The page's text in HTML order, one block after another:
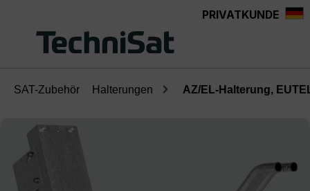
PRIVATKUNDE
SAT-Zubehör Halterungen AZ/EL-Halterung,
Bildergalerie überspringen